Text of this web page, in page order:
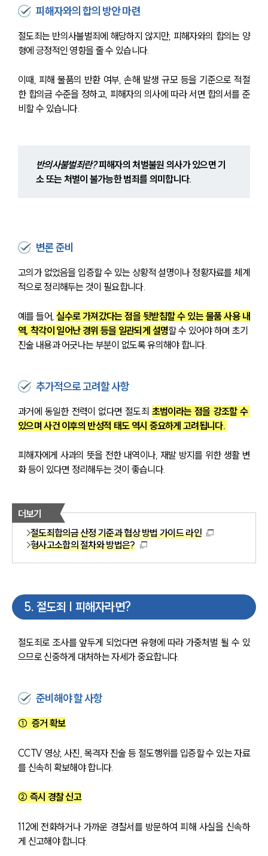
피해자와의 합의 방안 마련
절도죄는 반의사불벌죄에 해당하지 않지만, 피해자와의 합의는 양
형에 긍정적인 영향을 줄 수 있습니다.
이때, 피해 물품의 반환 여부, 손해 발생 규모 등을 기준으로 적절
한 합의금 수준을 정하고, 피해자의 의사에 따라 서면 합의서를 준
비할 수 있습니다.
반의사불벌죄란? 피해자의 처벌불원 의사가 있으면 기
소 또는 처벌이 불가능한 범죄를 의미합니다.
변론 준비
고의가 없었음을 입증할 수 있는 상황적 설명이나 정황자료를 체계
적으로 정리해두는 것이 필요합니다.
예를 들어, 실수로 가져갔다는 점을 뒷받침할 수 있는 물품 사용 내
역, 착각이 일어난 경위 등을 일관되게 설명할 수 있어야 하며 초기
진술 내용과 어긋나는 부분이 없도록 유의해야 합니다.
추가적으로 고려할 사항
과거에 동일한 전력이 없다면 절도죄 초범이라는 점을 강조할 수
있으며 사건 이후의 반성적 태도 역시 중요하게 고려됩니다.
피해자에게 사과의 뜻을 전한 내역이나, 재발 방지를 위한 생활 변
화 등이 있다면 정리해두는 것이 좋습니다.
더보기
절도죄합의금 산정 기준과 협상 방법 가이드 라인
형사고소합의 절차와 방법은?
5. 절도죄 | 피해자라면?
절도죄로 조사를 앞두게 되었다면 유형에 따라 가중처벌 될 수 있
으므로 신중하게 대처하는 자세가 중요합니다.
준비해야 할 사항
①  증거 확보
CCTV 영상, 사진, 목격자 진술 등 절도행위를 입증할 수 있는 자료
를 신속히 확보해야 합니다.
② 즉시 경찰 신고
112에 전화하거나 가까운 경찰서를 방문하여 피해 사실을 신속하
게 신고해야 합니다.